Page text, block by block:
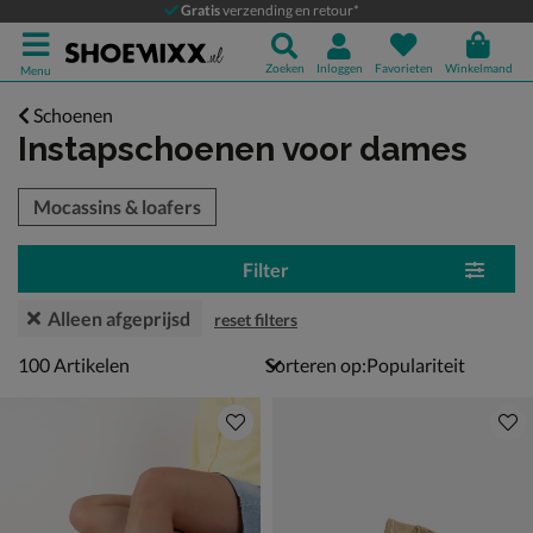
Gratisverzending en retour*
Menu Zoeken Inloggen Favorieten Winkelmand
Schoenen
Instapschoenen voor dames
over
Mocassins & loafers
Filter
Alleen afgeprijsd reset filters
100 artikelen
100Artikelen Sorteren op: